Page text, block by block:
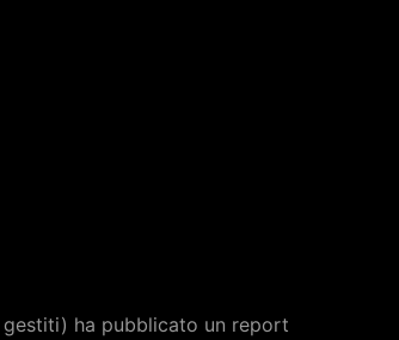
gestiti) ha pubblicato un report